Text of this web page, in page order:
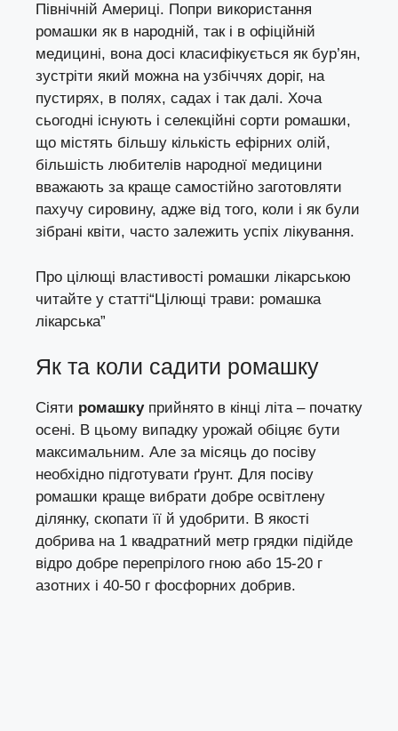
Північній Америці. Попри використання
ромашки як в народній, так і в офіційній
медицині, вона досі класифікується як бур’ян,
зустріти який можна на узбіччях доріг, на
пустирях, в полях, садах і так далі. Хоча
сьогодні існують і селекційні сорти ромашки,
що містять більшу кількість ефірних олій,
більшість любителів народної медицини
вважають за краще самостійно заготовляти
пахучу сировину, адже від того, коли і як були
зібрані квіти, часто залежить успіх лікування.
Про цілющі властивості ромашки лікарською
читайте у статті“Цілющі трави: ромашка
лікарська”
Як та коли садити ромашку
Сіяти ромашку прийнято в кінці літа – початку
осені. В цьому випадку урожай обіцяє бути
максимальним. Але за місяць до посіву
необхідно підготувати ґрунт. Для посіву
ромашки краще вибрати добре освітлену
ділянку, скопати її й удобрити. В якості
добрива на 1 квадратний метр грядки підійде
відро добре перепрілого гною або 15-20 г
азотних і 40-50 г фосфорних добрив.